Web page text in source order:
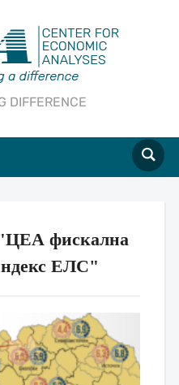
DIFFERENCE
фискална
ЕЛС"